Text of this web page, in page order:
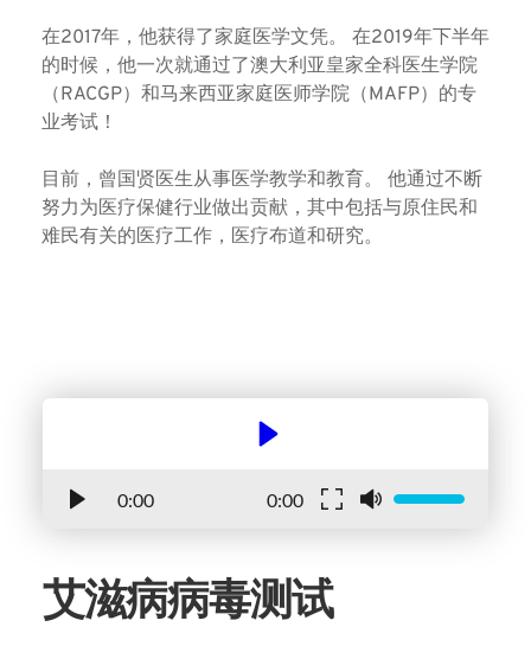
在2017年，他获得了家庭医学文凭。 在2019年下半年
的时候，他一次就通过了澳大利亚皇家全科医生学院
（RACGP）和马来西亚家庭医师学院（MAFP）的专
业考试！
目前，曾国贤医生从事医学教学和教育。 他通过不断
努力为医疗保健行业做出贡献，其中包括与原住民和
难民有关的医疗工作，医疗布道和研究。
0:00 0:00
艾滋病病毒测试